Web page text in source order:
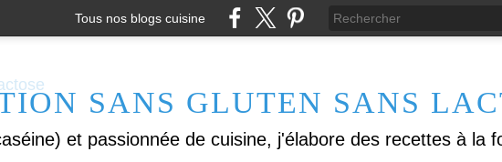
Tous nos blogs cuisine
SANS GLUTEN SANS